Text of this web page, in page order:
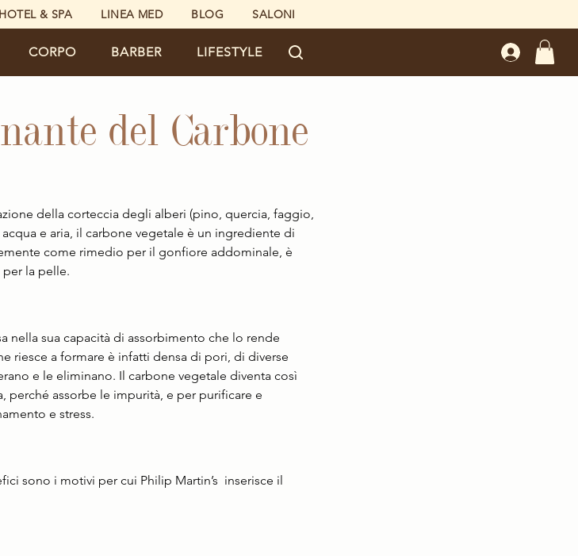
HOTEL & SPA LINEA MED BLOG SALONI
CORPO BARBER LIFESTYLE
del Carbone
della corteccia degli alberi (pino, quercia, faggio,
e aria, il carbone vegetale è un ingrediente di
come rimedio per il gonfiore addominale, è
la pelle.
nella sua capacità di assorbimento che lo rende
riesce a formare è infatti densa di pori, di diverse
e le eliminano. Il carbone vegetale diventa così
perché assorbe le impurità, e per purificare e
e stress.
sono i motivi per cui Philip Martin’s  inserisce il